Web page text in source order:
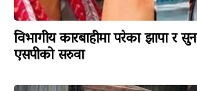
विभागीय कारबाहीमा परेका झापा र
एसपीको सरुवा